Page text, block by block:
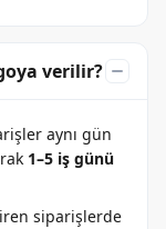
verilir?
aynı gün
1–5 iş günü
siparişlerde